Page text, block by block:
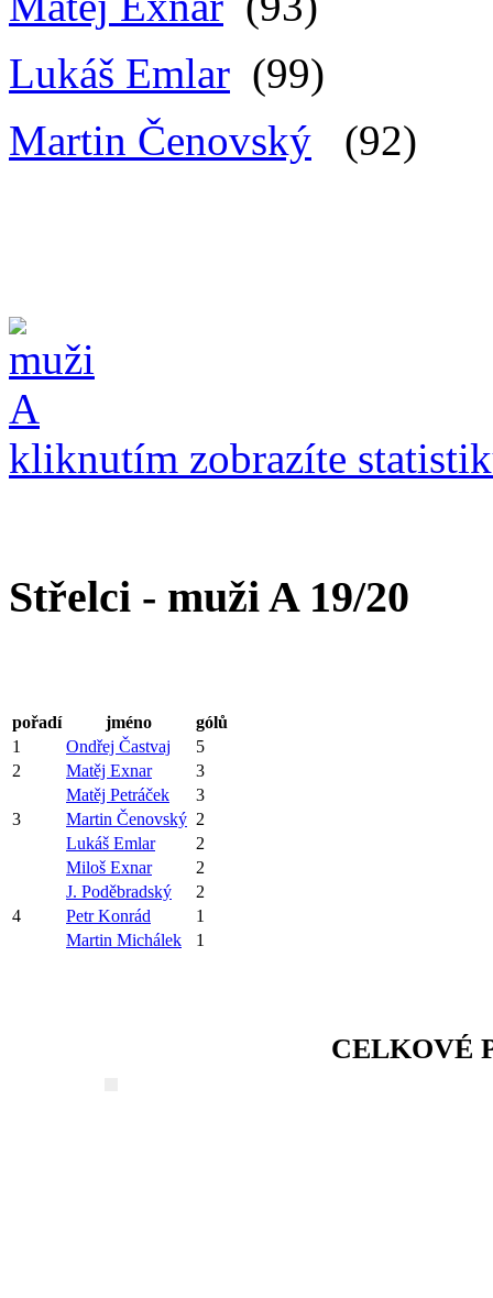
Lukáš Emlar (99)
Martin Čenovský (92)
kliknutím zobrazíte
Střelci - muži A 19/20
pořadí jméno
gólů
1
Ondřej Častvaj
5
2
Matěj Exnar
3
Matěj Petráček
3
3
Martin Čenovský 2
Lukáš Emlar
2
Miloš Exnar
2
J. Poděbradský
2
4
Petr Konrád
1
Martin Michálek
1
CELKOVÉ